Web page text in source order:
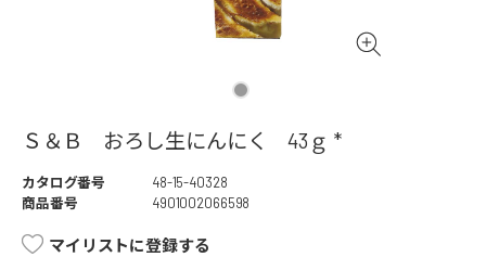
Ｓ＆Ｂ おろし生にんにく 43ｇ *
カタログ番号
48-15-40328
商品番号
4901002066598
マイリストに登録する